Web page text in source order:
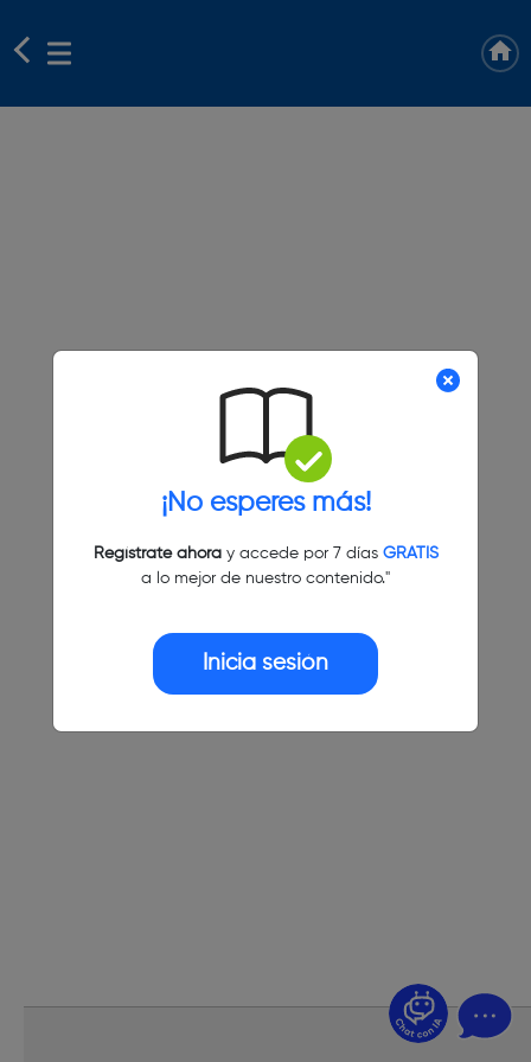
¡No esperes más!
Regístrate ahoray accede por 7 días GRATIS
a lo mejor de nuestro contenido."
Inicia sesión